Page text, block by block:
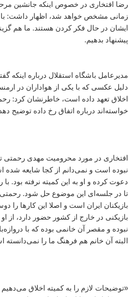
رضا افتخاری در خصوص اینکه جانشین
زمانی مشخص خواهد شد، اظهار داشت:
ایشان در حال فکر کردن هستند. ما هم
پیشنهاد بدهیم.
مدیرعامل باشگاه استقلال درباره
دلیل عکسی که با یکی از هواداران در
اخلاق تعهد داده است، خاطرنشان کرد:
خواسته‌اند درباره اتفاق رخ داده توضیح
افتخاری در مورد محرومیت مهدی رحمتی
نبوده است و نمی‌دانم از کجا شایعه شده
دعوت کرده و او به این کمیته نرفته بود.
تا در جلسه‌ای این موضوع حل شود. رحمتی
بازیکنان ایران است و اصلا این کارها
بازیکنی در خارج از کشور حضور دارد، از
نبوده و مقصر آن خانمی بوده که با
البته آن خانم هم فرهنگ ما را نمی‌دانسته
«توضیحات لازم را به کمیته اخلاق